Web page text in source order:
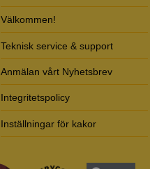
Välkommen!
Teknisk service & support
Anmälan vårt Nyhetsbrev
Integritetspolicy
Inställningar för kakor